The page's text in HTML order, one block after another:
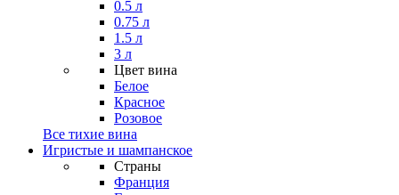
0.5 л
0.75 л
1.5 л
3 л
Цвет вина
Белое
Красное
Розовое
Все тихие вина
Игристые и шампанское
Страны
Франция